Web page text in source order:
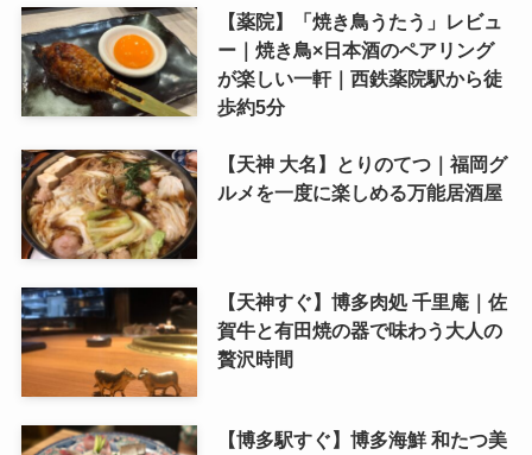
【薬院】「焼き鳥うたう」レビュ
ー｜焼き鳥×日本酒のペアリング
が楽しい一軒｜西鉄薬院駅から徒
歩約5分
【天神 大名】とりのてつ｜福岡グ
ルメを一度に楽しめる万能居酒屋
【天神すぐ】博多肉処 千里庵｜佐
賀牛と有田焼の器で味わう大人の
贅沢時間
【博多駅すぐ】博多海鮮 和たつ美